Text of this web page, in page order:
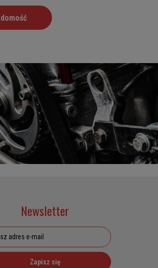
Newsletter
Zapisz się